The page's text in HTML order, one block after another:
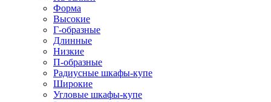
Форма
Высокие
Г-образные
Длинные
Низкие
П-образные
Радиусные шкафы-купе
Широкие
Угловые шкафы-купе